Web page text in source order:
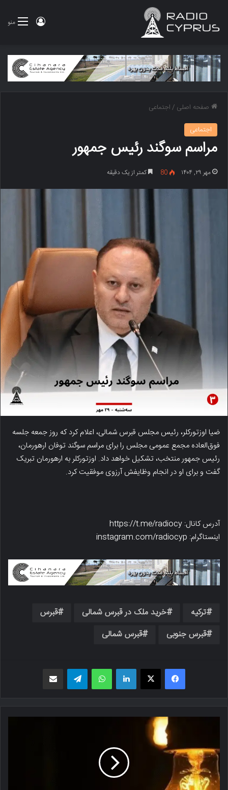
منو ورود
صفحه اصلی /اجتماعی
اجتماعی
مراسم سوگند رئیس جمهور
مهر ۲۹, ۱۴۰۴ 80 کمتر از یک دقیقه
ضیا اوزتورکلر، رئیس مجلس قبرس شمالی، اعلام کرد که روز جمعه جلسه
فوق‌العاده مجمع عمومی مجلس را برای مراسم سوگند توفان ارهورمان،
رئیس جمهور منتخب، تشکیل خواهد داد. اوزتورکلر به ارهورمان تبریک
گفت و برای او در انجام وظایفش آرزوی موفقیت کرد.
آدرس کانال: https://t.me/radiocy
اینستاگرام: instagram.com/radiocyp
ترکیه خرید ملک در قبرس شمالی
قبرس
قبرس جنوبی
قبرس شمالی
فیسبوک X لینکدین واتس اپ